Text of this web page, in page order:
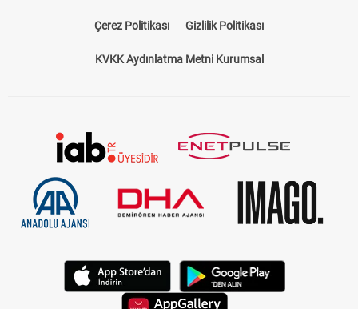
Çerez Politikası Gizlilik Politikası
KVKK Aydınlatma Metni Kurumsal